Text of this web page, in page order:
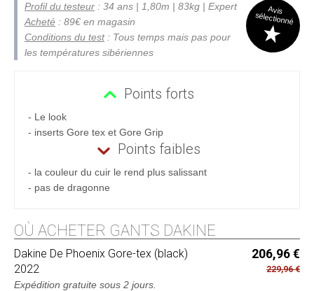
Avis
sélectionné
Profil du testeur : 34 ans | 1,80m | 83kg | Expert
Acheté : 89€ en magasin
Conditions du test: Tous temps mais pas pour
les températures sibériennes
Points forts
- Le look
- inserts Gore tex et Gore Grip
Points faibles
- la couleur du cuir le rend plus salissant
- pas de dragonne
OÙ ACHETER GANTS DAKINE
Dakine De Phoenix Gore-tex (black)
2022
206,96 €
229,96 €
Expédition gratuite sous 2 jours